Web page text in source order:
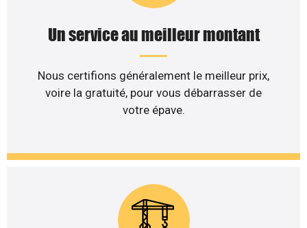
Un service au meilleur montant
Nous certifions généralement le meilleur prix,
voire la gratuité, pour vous débarrasser de
votre épave.